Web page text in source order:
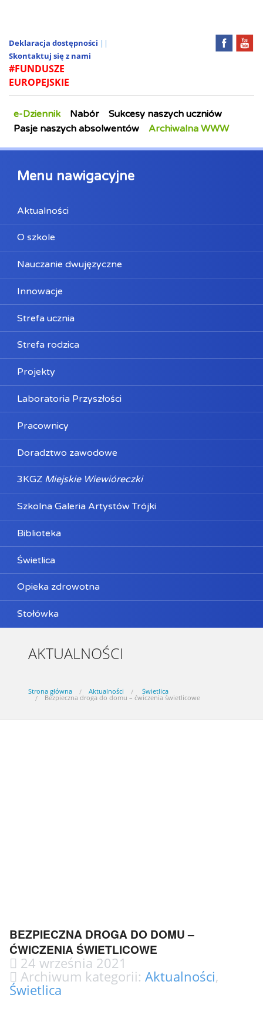
Deklaracja dostępności ||
Skontaktuj się z nami
#FUNDUSZE
EUROPEJSKIE
e-Dziennik Nabór
Sukcesy naszych uczniów
Pasje naszych absolwentów
Archiwalna WWW
Menu nawigacyjne
Aktualności
O szkole
Nauczanie dwujęzyczne
Innowacje
Strefa ucznia
Strefa rodzica
Projekty
Laboratoria Przyszłości
Pracownicy
Doradztwo zawodowe
3KGZ Miejskie Wiewióreczki
Szkolna Galeria Artystów Trójki
Biblioteka
Świetlica
Opieka zdrowotna
Stołówka
AKTUALNOŚCI
Strona główna Aktualności Świetlica
Bezpieczna droga do domu – ćwiczenia świetlicowe
BEZPIECZNA DROGA DO DOMU –
ĆWICZENIA ŚWIETLICOWE
24 września 2021
Archiwum kategorii: Aktualności,
Świetlica